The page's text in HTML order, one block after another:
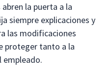
la puerta a la
siempre explicaciones y
las modificaciones
proteger tanto a la
empleado.